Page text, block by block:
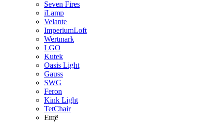
Seven Fires
iLamp
Velante
ImperiumLoft
Wertmark
LGO
Kutek
Oasis Light
Gauss
SWG
Feron
Kink Light
TetСhair
Ещё